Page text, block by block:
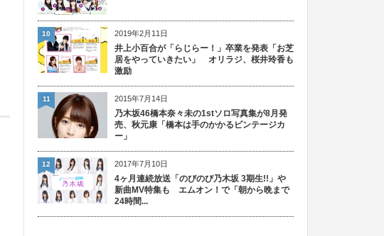
2019年2月11日
井上小百合が「らじらー！」卒業を発表「お芝
居をやっていきたい」 オリラジ、桜井玲香も
激励
10
2015年7月14日
乃木坂46橋本奈々未の1stソロ写真集が8月発
売、秋元康「橋本は手のかかるビンテージカ
ー」
11
2017年7月10日
4ヶ月連続放送「のびのび乃木坂 3期生!!」や
新曲MV特集も エムオン！で「朝から晩まで
24時間...
12